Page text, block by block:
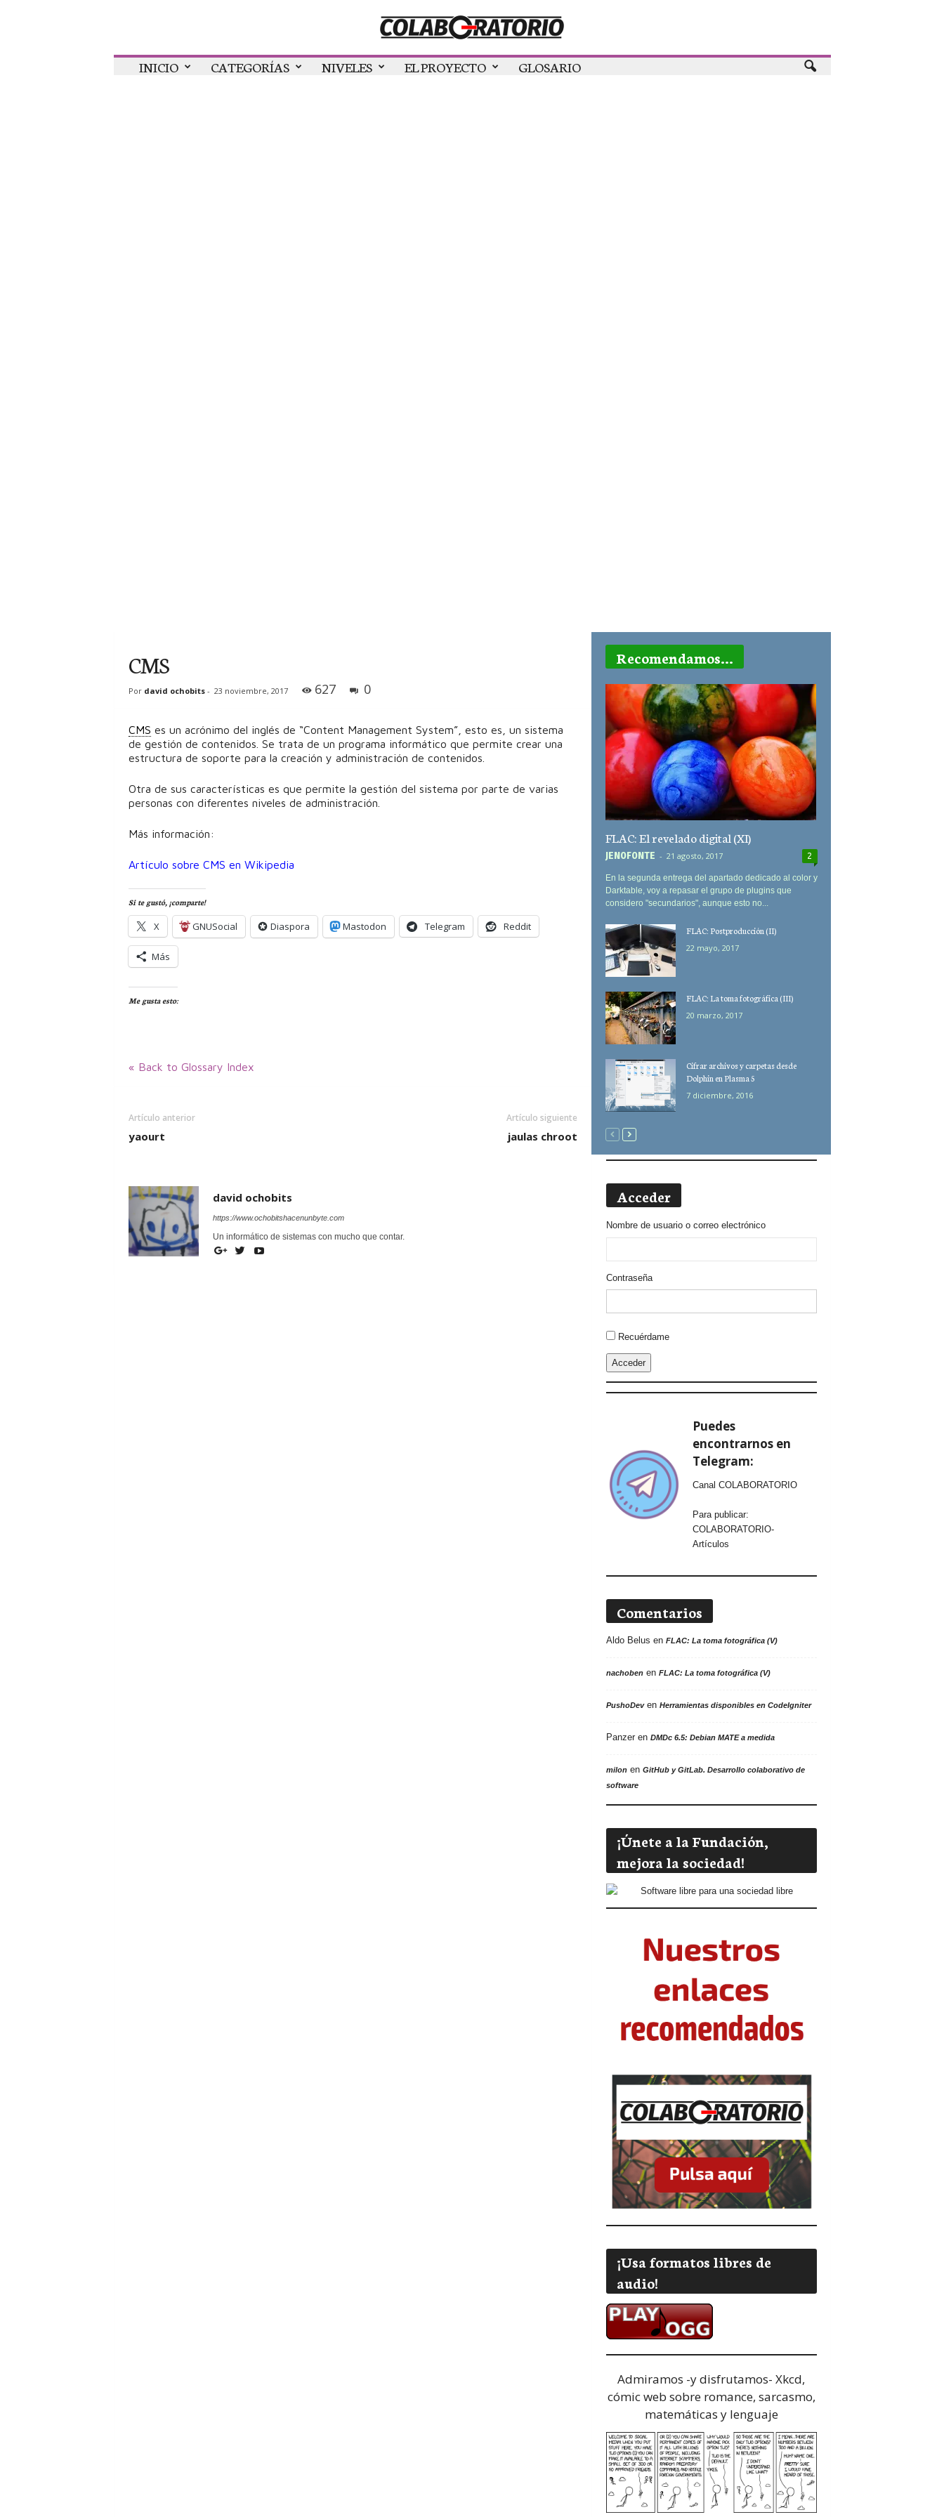
Colaboratorio
INICIO CATEGORÍAS NIVELES EL PROYECTO GLOSARIO
CMS
Por david ochobits- 23 noviembre, 2017 627 0
CMS es un acrónimo del inglés de “Content Management System”, esto es, un sistema
de gestión de contenidos. Se trata de un programa informático que permite crear una
estructura de soporte para la creación y administración de contenidos.
Otra de sus características es que permite la gestión del sistema por parte de varias
personas con diferentes niveles de administración.
Más información:
Artículo sobre CMS en Wikipedia
Si te gustó, ¡comparte!
X GNUSocial Diaspora Mastodon Telegram Reddit
Más
Me gusta esto:
« Back to Glossary Index
Artículo anterior
yaourt
Artículo siguiente
jaulas chroot
david ochobits
https://www.ochobitshacenunbyte.com
Un informático de sistemas con mucho que contar.
Recomendamos...
FLAC: El revelado digital (XI)
JEN0F0NTE - 21 agosto, 2017 2
En la segunda entrega del apartado dedicado al color y
Darktable, voy a repasar el grupo de plugins que
considero "secundarios", aunque esto no...
FLAC: Postproducción (II)
22 mayo, 2017
FLAC: La toma fotográfica (III)
20 marzo, 2017
Cifrar archivos y carpetas desde
Dolphin en Plasma 5
7 diciembre, 2016
Acceder
Nombre de usuario o correo electrónico
Contraseña
Alternative:
Recuérdame
Acceder
Puedes
encontrarnos en
Telegram:
Canal COLABORATORIO
Para publicar:
COLABORATORIO-
Artículos
Comentarios
Aldo Belus en FLAC: La toma fotográfica (V)
nachobenen FLAC: La toma fotográfica (V)
PushoDeven Herramientas disponibles en CodeIgniter
Panzeren DMDc 6.5: Debian MATE a medida
milonen GitHub y GitLab. Desarrollo colaborativo de
software
¡Únete a la Fundación,
mejora la sociedad!
¡Usa formatos libres de
audio!
Admiramos -y disfrutamos- Xkcd,
cómic web sobre romance, sarcasmo,
matemáticas y lenguaje